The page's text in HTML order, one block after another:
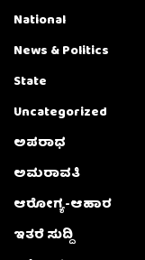
National
News & Politics
State
Uncategorized
ಅಪರಾಧ
ಅಮರಾವತಿ
ಆರೋಗ್ಯ-ಆಹಾರ
ಇತರೆ ಸುದ್ದಿ